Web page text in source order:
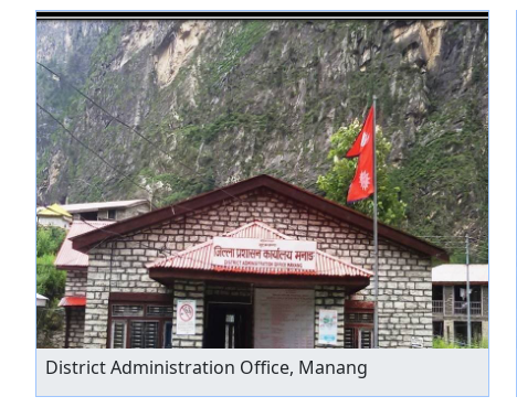
District Administration Office, Manang